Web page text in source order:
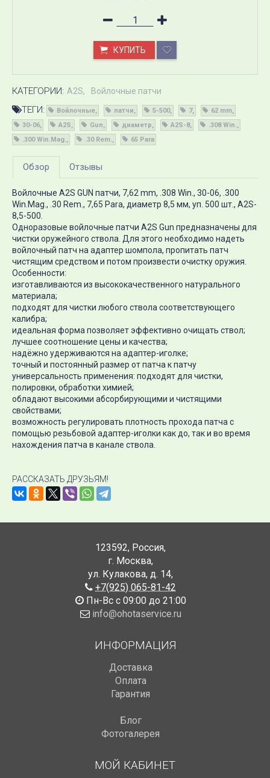
КУПИТЬ
КАТЕГОРИИ: A2S Войлочные патчи
ТЕГИ: Войлочные патчи 5-500 7
62 mm
30-06
A2S Gun диаметр A2S-8
.308 Win.
.300 Win.Mag.
.30 Rem. 65 Para
Обзор Отзывы
Войлочные A2S GUN патчи, 7,62 mm, .308 Win., 30-06, .300
Win.Mag., .30 Rem., 7,65 Para, диаметр 8,5 мм, уп. 500 шт., A2S-
8,5-500.
Одноразовые войлочные патчи A2S Gun предназначены для
чистки оружейного ствола. Для этого необходимо надеть
войлочный патч на адаптер шомпола, пропитать патч
чистящим средством и потом произвести очистку оружия.
Особенности:
изготавливаются из высококачественного натурального
материала;
подходят для чистки любого ствола соответствующего
калибра;
идеальная форма позволяет эффективно очищать ствол;
лучшее соотношение цены и качества;
надёжно удерживаются на адаптер-иголке;
точный и постоянный размер от патча к патчу
универсальность применения: подходят для чистки,
полировки, обработки химией;
обладают высокими абсорбирующими и чистящими
свойствами;
возможность регулировать плотность прохода патча с
помощью резьбовой адаптер-иголки как до, так и во время
нахождения патча в канале ствола.
РАССКАЗАТЬ ДРУЗЬЯМ!
123592, Россия,
г. Москва,
ул. Кулакова, д. 14,
+7(925) 065-81-42
Пн-Вс с 09:00 до 21:00
info@ohotaservice.ru
ИНФОРМАЦИЯ
Доставка
Оплата
Гарантия
Блог
Фотогалерея
МОЙ КАБИНЕТ